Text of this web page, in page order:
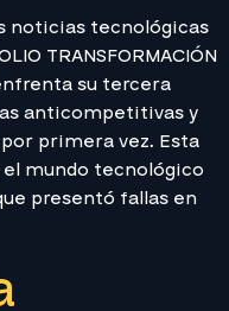
noticias tecnológicas
TRANSFORMACIÓN
su tercera
anticompetitivas y
primera vez. Esta
mundo tecnológico
presentó fallas en